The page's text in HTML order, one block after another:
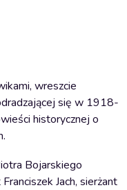
wreszcie
się w 1918-
historycznej o
Bojarskiego
Jach, sierżant